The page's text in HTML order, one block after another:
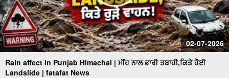
02-07-2026
Rain affect In Punjab Himachal | ਮੀਂਹ ਨਾਲ ਭਾਰੀ ਤਬਾਹੀ,ਕਿਤੇ ਹੋਈ
Landslide | fatafat News